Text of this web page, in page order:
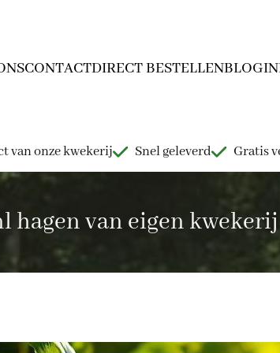
CONTACTDIRECT BESTELLENBLOG
van onze kwekerij Snel geleverd Gratis
hagen van eigen